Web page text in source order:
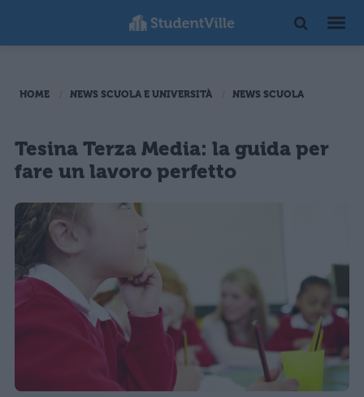
HOME NEWS SCUOLA E UNIVERSITÀ NEWS SCUOLA
Tesina Terza Media: la guida per
fare un lavoro perfetto